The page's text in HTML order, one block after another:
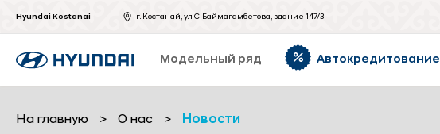
Hyundai Kostanai г. Костанай, ул С.Баймагамбетова, здание 147/3
Модельный ряд Автокредитование
На главную > О нас > Новости